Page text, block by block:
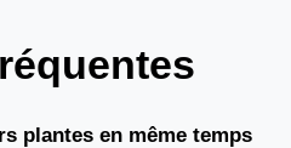
plantes en même temps